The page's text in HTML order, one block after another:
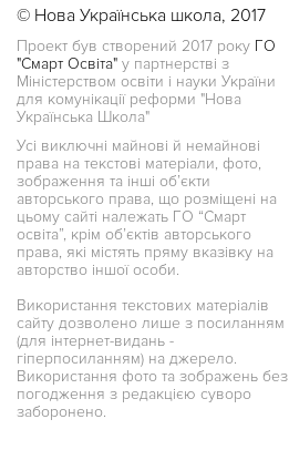
© Нова Українська школа, 2017
Проект був створений 2017 року ГО
"Смарт Освіта" у партнерстві з
Міністерством освіти і науки України
для комунікації реформи "Нова
Українська Школа"
Усі виключні майнові й немайнові
права на текстові матеріали, фото,
зображення та інші об’єкти
авторського права, що розміщені на
цьому сайті належать ГО “Смарт
освіта”, крім об’єктів авторського
права, які містять пряму вказівку на
авторство іншої особи.
Використання текстових матеріалів
сайту дозволено лише з посиланням
(для інтернет-видань -
гіперпосиланням) на джерело.
Використання фото та зображень без
погодження з редакцією суворо
заборонено.